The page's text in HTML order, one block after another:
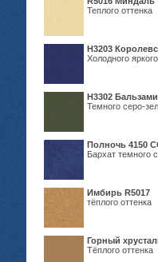
Теплого оттенка
Н3203
Холодного
Н3302
Темного серо-
Полночь 4150
Бархат темного
Имбирь R5017
тёплого оттенка
Горный
Тёплого оттенка